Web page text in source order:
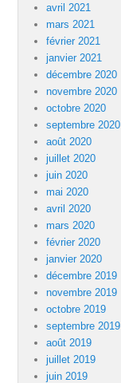
avril 2021
mars 2021
février 2021
janvier 2021
décembre 2020
novembre 2020
octobre 2020
septembre 2020
août 2020
juillet 2020
juin 2020
mai 2020
avril 2020
mars 2020
février 2020
janvier 2020
décembre 2019
novembre 2019
octobre 2019
septembre 2019
août 2019
juillet 2019
juin 2019